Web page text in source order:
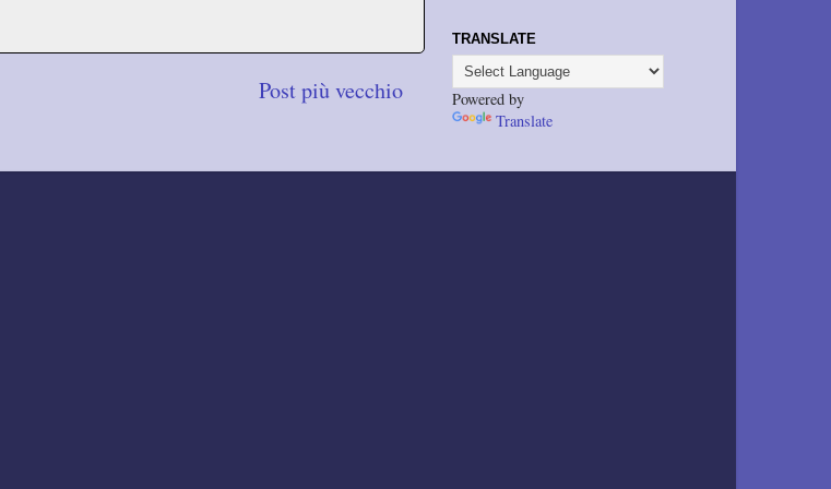
Post più vecchio
TRANSLATE
Powered by
Translate